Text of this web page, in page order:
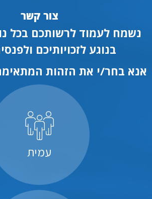
צור קשר
נשמח לעמוד לרשותכם בכל
בנוגע לזכויותיכם
אנא בחר/י את הזהות
עמית